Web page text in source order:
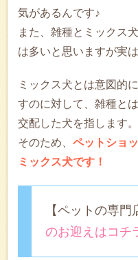
気があるんです♪
また、雑種とミックス
は多いと思いますが実
ミックス犬とは意図的
すのに対して、雑種と
交配した犬を指します。
そのため、 ペットショ
ミックス犬です！
【ペットの専門
のお迎えはコチ